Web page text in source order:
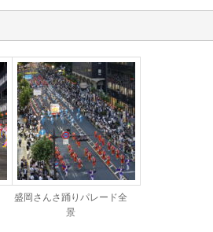
盛岡さんさ踊りパレード全
景